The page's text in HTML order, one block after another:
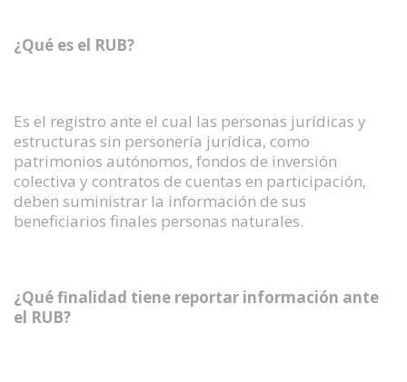
¿Qué es el RUB?
Es el registro ante el cual las personas jurídicas y
estructuras sin personería jurídica, como
patrimonios autónomos, fondos de inversión
colectiva y contratos de cuentas en participación,
deben suministrar la información de sus
beneficiarios finales personas naturales.
¿Qué finalidad tiene reportar información ante
el RUB?